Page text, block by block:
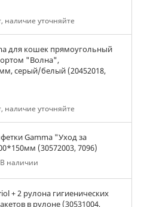
наличие уточняйте
для кошек прямоугольный
"Волна",
серый/белый (20452018,
наличие уточняйте
Gamma "Уход за
(30572003, 7096)
В наличии
+ 2 рулона гигиенических
в рулоне (30531004,